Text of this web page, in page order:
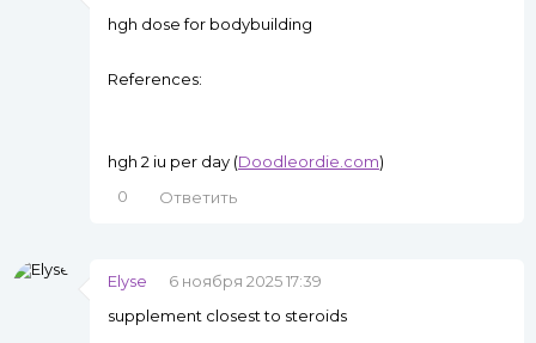
hgh dose for bodybuilding
References:
hgh 2 iu per day (Doodleordie.com)
0
Ответить
Elyse
6 ноября 2025 17:39
supplement closest to steroids